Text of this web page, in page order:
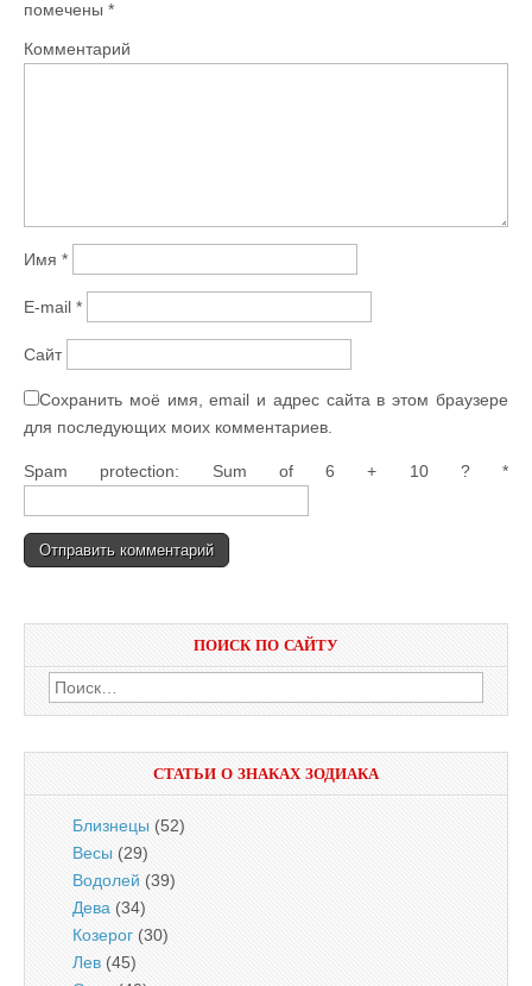
помечены *
Комментарий
Имя *
E-mail *
Сайт
Сохранить моё имя, email и адрес сайта в этом браузере
для последующих моих комментариев.
Spam protection: Sum of 6 + 10 ? *
ПОИСК ПО САЙТУ
Найти:
СТАТЬИ О ЗНАКАХ ЗОДИАКА
Близнецы (52)
Весы (29)
Водолей (39)
Дева (34)
Козерог (30)
Лев (45)